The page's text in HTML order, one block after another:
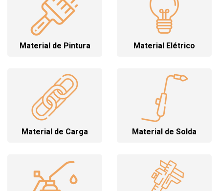
Material de Pintura Material Elétrico
Material de Carga Material de Solda